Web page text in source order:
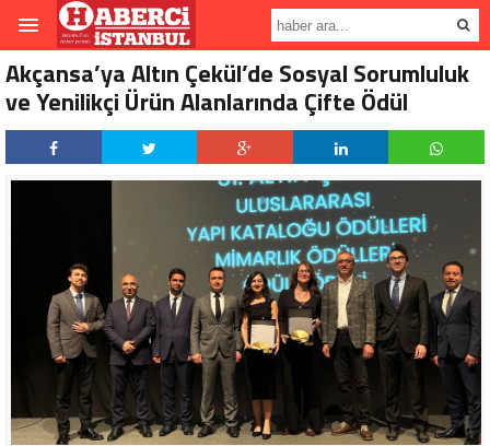
Akçansa’ya Altın Çekül’de Sosyal Sorumluluk
ve Yenilikçi Ürün Alanlarında Çifte Ödül